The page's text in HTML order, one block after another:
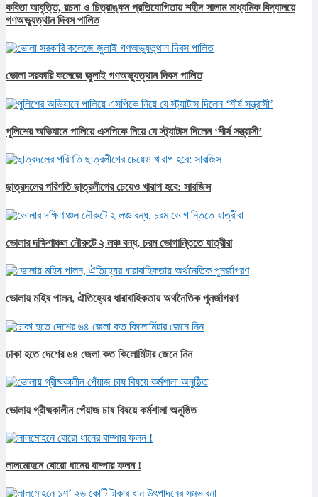
কবিতা আবৃত্তি, রচনা ও চিত্রাঙ্কন প্রতিযোগিতায় শহীদ সালাম মাধ্যমিক বিদ্যালয়ে
গণঅভ্যুত্থান দিবস পালিত
ভোলা সরকারি কলেজে জুলাই গণঅভ্যুত্থান দিবস পালিত
পুলিশের অভিযানে পালিয়ে এসপিকে নিয়ে যে স্ট্যাটাস দিলেন ‘শীর্ষ সন্ত্রাসী’
ছাত্রদলের পরিণতি ছাত্রলীগের চেয়েও খারাপ হবে: সারজিস
ভোলার দক্ষিণাঞ্চল নৌরুটে ২ লঞ্চ বন্ধ, চরম ভোগান্তিতে যাত্রীরা
ভোলায় মহিষ পালন, ঐতিহ্যের ধারাবাহিকতায় অর্থনৈতিক পুনর্জাগরণ
ঢাকা হতে দেশের ৬৪ জেলা কত কিলোমিটার জেনে নিন
ভোলায় গ্রীষ্মকালীন পেঁয়াজ চাষ বিষয়ে কর্মশালা অনুষ্ঠিত
লালমোহনে বোরো ধানের বাম্পার ফলন !